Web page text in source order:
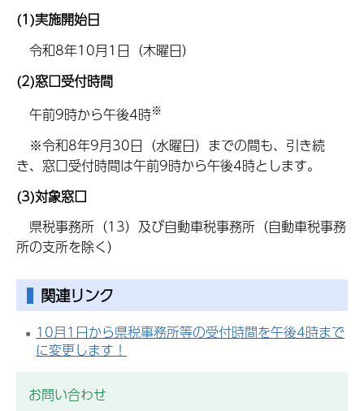
(1)実施開始日
令和8年10月1日（木曜日）
(2)窓口受付時間
午前9時から午後4時※
※令和8年9月30日（水曜日）までの間も、引き続
き、窓口受付時間は午前9時から午後4時とします。
(3)対象窓口
県税事務所（13）及び自動車税事務所（自動車税事務
所の支所を除く）
関連リンク
10月1日から県税事務所等の受付時間を午後4時まで
に変更します！
お問い合わせ